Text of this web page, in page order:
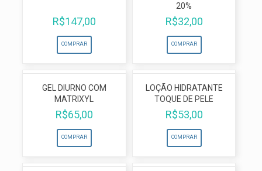
R$147,00
COMPRAR
20%
R$32,00
COMPRAR
GEL DIURNO COM
MATRIXYL
R$65,00
COMPRAR
LOÇÃO HIDRATANTE
TOQUE DE PELE
R$53,00
COMPRAR